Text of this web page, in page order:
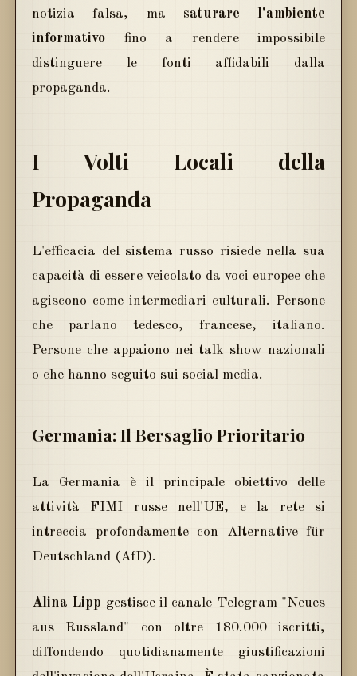
notizia falsa, ma saturare l'ambiente
informativo fino a rendere impossibile
distinguere le fonti affidabili dalla
propaganda.
I Volti Locali della
Propaganda
L'efficacia del sistema russo risiede nella sua
capacità di essere veicolato da voci europee che
agiscono come intermediari culturali. Persone
che parlano tedesco, francese, italiano.
Persone che appaiono nei talk show nazionali
o che hanno seguito sui social media.
Germania: Il Bersaglio Prioritario
La Germania è il principale obiettivo delle
attività FIMI russe nell'UE, e la rete si
intreccia profondamente con Alternative für
Deutschland (AfD).
Alina Lipp gestisce il canale Telegram "Neues
aus Russland" con oltre 180.000 iscritti,
diffondendo quotidianamente giustificazioni